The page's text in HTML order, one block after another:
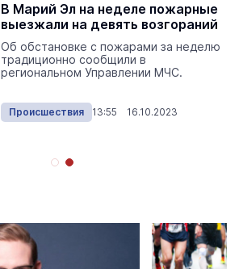
В Марий Эл на неделе пожарные
выезжали на девять возгораний
Об обстановке с пожарами за неделю
традиционно сообщили в
региональном Управлении МЧС.
Происшествия 13:55 16.10.2023